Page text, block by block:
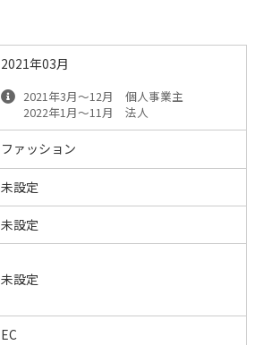
2021年03月
2021年3月〜12月 個人事業主
2022年1月〜11月 法人
ファッション
未設定
未設定
未設定
EC